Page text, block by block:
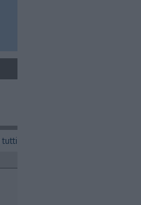
tutti